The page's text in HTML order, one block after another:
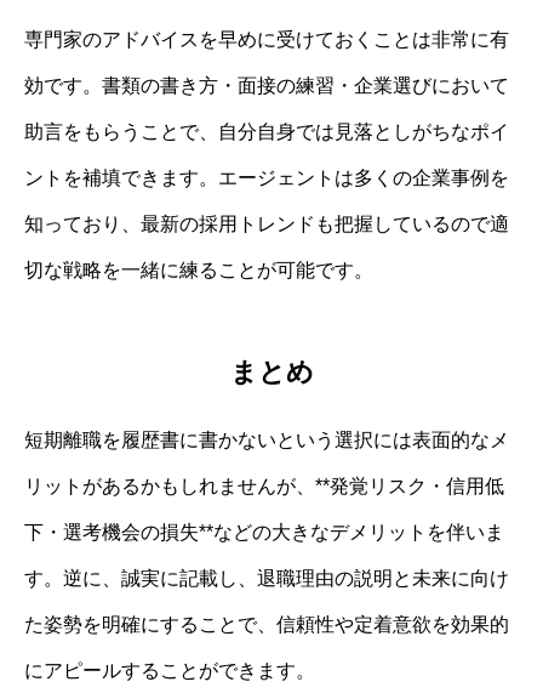
専門家のアドバイスを早めに受けておくことは非常に有
効です。書類の書き方・面接の練習・企業選びにおいて
助言をもらうことで、自分自身では見落としがちなポイ
ントを補填できます。エージェントは多くの企業事例を
知っており、最新の採用トレンドも把握しているので適
切な戦略を一緒に練ることが可能です。
まとめ
短期離職を履歴書に書かないという選択には表面的なメ
リットがあるかもしれませんが、**発覚リスク・信用低
下・選考機会の損失**などの大きなデメリットを伴いま
す。逆に、誠実に記載し、退職理由の説明と未来に向け
た姿勢を明確にすることで、信頼性や定着意欲を効果的
にアピールすることができます。